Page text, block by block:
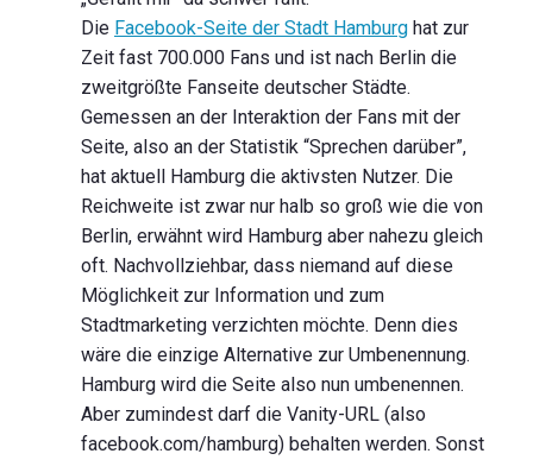
Die Facebook-Seite der Stadt Hamburg hat zur
Zeit fast 700.000 Fans und ist nach Berlin die
zweitgrößte Fanseite deutscher Städte.
Gemessen an der Interaktion der Fans mit der
Seite, also an der Statistik “Sprechen darüber”,
hat aktuell Hamburg die aktivsten Nutzer. Die
Reichweite ist zwar nur halb so groß wie die von
Berlin, erwähnt wird Hamburg aber nahezu gleich
oft. Nachvollziehbar, dass niemand auf diese
Möglichkeit zur Information und zum
Stadtmarketing verzichten möchte. Denn dies
wäre die einzige Alternative zur Umbenennung.
Hamburg wird die Seite also nun umbenennen.
Aber zumindest darf die Vanity-URL (also
facebook.com/hamburg) behalten werden. Sonst